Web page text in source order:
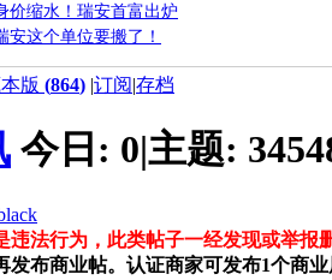
价缩水！瑞安首富出炉
安这个单位要搬了！
版 (864) |订阅|存档
今日: 0|主题:
违法行为，此类帖子一经发现或举报
发布商业帖。认证商家可发布1个商